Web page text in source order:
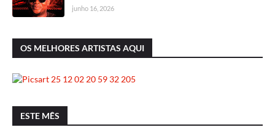
junho 16, 2026
OS MELHORES ARTISTAS AQUI
ESTE MÊS